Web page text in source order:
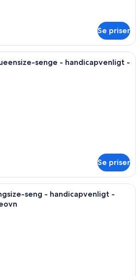
Se priser
Et hotelværelse med to senge, et
senge - handicapvenligt -
Se priser
Et hotelværelse med en stor seng,
seng - handicapvenligt -